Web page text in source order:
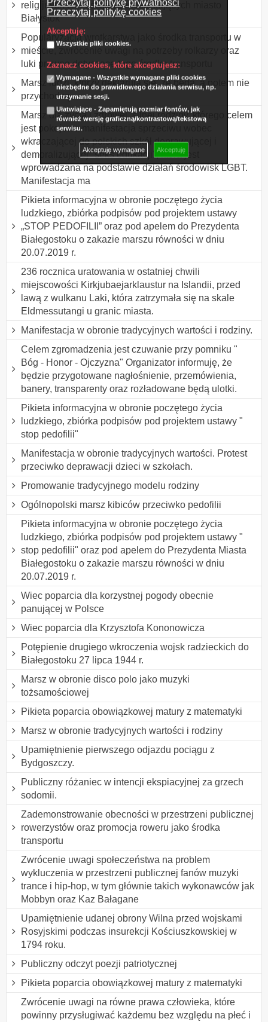
Przeczytaj politykę prywatności
Przeczytaj politykę cookies
Akceptuję:
Wszystkie pliki cookies.
Zaznacz cookies, które akceptujesz:
Wymagane - Wszystkie wymagane pliki cookies
niezbędne do prawidłowego działania serwisu, np.
utrzymanie sesji.
Ułatwiające - Zapamiętują rozmiar fontów, jak
również wersję graficzną/kontrastową/tekstową
serwisu.
Akceptuję wymagane Akceptuję
religijnych chrześcijan zamieszkujących miasto
Białystok
Popularyzacja wrotkarstwa jako środka transportu w
mieście, zwrócenie uwagi na potrzeby rolkarzy oraz
luki prawne dotyczące tego środka transportu
Marsz ludzi, którzy deklarują się, że będą, a potem nie
przychodzą.
Marsz dla życia i zdrowej, silnej rodziny, którego celem
jest pokojowa manifestacja sprzeciwu wobec
wkraczającej do polskich szkół deprawującej i
demoralizującej "seks edukacji", która jest
wprowadzana na podstawie działań środowisk LGBT.
Manifestacja ma
Pikieta informacyjna w obronie poczętego życia
ludzkiego, zbiórka podpisów pod projektem ustawy
„STOP PEDOFILII” oraz pod apelem do Prezydenta
Białegostoku o zakazie marszu równości w dniu
20.07.2019 r.
236 rocznica uratowania w ostatniej chwili
miejscowości Kirkjubaejarklaustur na Islandii, przed
lawą z wulkanu Laki, która zatrzymała się na skale
Eldmessutangi u granic miasta.
Manifestacja w obronie tradycyjnych wartości i rodziny.
Celem zgromadzenia jest czuwanie przy pomniku "
Bóg - Honor - Ojczyzna" Organizator informuję, że
będzie przygotowane nagłośnienie, przemówienia,
banery, transparenty oraz rozładowane będą ulotki.
Pikieta informacyjna w obronie poczętego życia
ludzkiego, zbiórka podpisów pod projektem ustawy "
stop pedofilii"
Manifestacja w obronie tradycyjnych wartości. Protest
przeciwko deprawacji dzieci w szkołach.
Promowanie tradycyjnego modelu rodziny
Ogólnopolski marsz kibiców przeciwko pedofilii
Pikieta informacyjna w obronie poczętego życia
ludzkiego, zbiórka podpisów pod projektem ustawy "
stop pedofilii" oraz pod apelem do Prezydenta Miasta
Białegostoku o zakazie marszu równości w dniu
20.07.2019 r.
Wiec poparcia dla korzystnej pogody obecnie
panującej w Polsce
Wiec poparcia dla Krzysztofa Kononowicza
Potępienie drugiego wkroczenia wojsk radzieckich do
Białegostoku 27 lipca 1944 r.
Marsz w obronie disco polo jako muzyki
tożsamościowej
Pikieta poparcia obowiązkowej matury z matematyki
Marsz w obronie tradycyjnych wartości i rodziny
Upamiętnienie pierwszego odjazdu pociągu z
Bydgoszczy.
Publiczny różaniec w intencji ekspiacyjnej za grzech
sodomii.
Zademonstrowanie obecności w przestrzeni publicznej
rowerzystów oraz promocja roweru jako środka
transportu
Zwrócenie uwagi społeczeństwa na problem
wykluczenia w przestrzeni publicznej fanów muzyki
trance i hip-hop, w tym głównie takich wykonawców jak
Mobbyn oraz Kaz Bałagane
Upamiętnienie udanej obrony Wilna przed wojskami
Rosyjskimi podczas insurekcji Kościuszkowskiej w
1794 roku.
Publiczny odczyt poezji patriotycznej
Pikieta poparcia obowiązkowej matury z matematyki
Zwrócenie uwagi na równe prawa człowieka, które
powinny przysługiwać każdemu bez względu na płeć i